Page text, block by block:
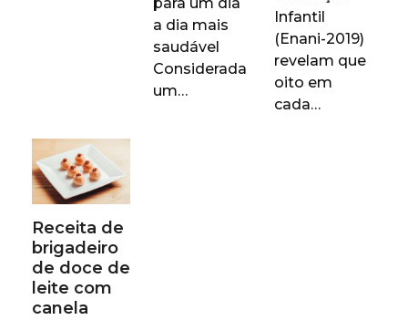
a dia mais
saudável
Considerada
um…
Infantil
(Enani-2019)
revelam que
oito em
cada…
Receita de
brigadeiro
de doce de
leite com
canela